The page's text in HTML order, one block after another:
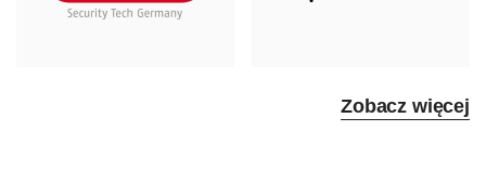
Zobacz więcej